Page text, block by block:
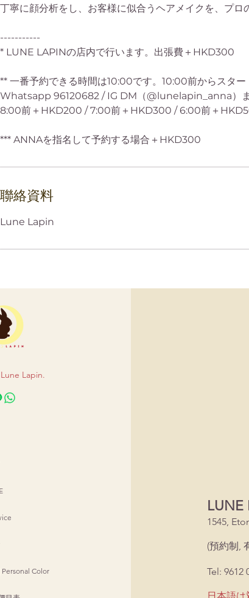
丁寧に顔分析をし、お客様に似合うヘアメイクを、プ
-----------
* LUNE LAPINの店内で行います。出張費＋HKD300
** 一番予約できる時間は10:00です。10:00前からスタ
Whatsapp 96120682 / IG DM（@lunelapin_anna）ま
8:00前＋HKD200 / 7:00前＋HKD300 / 6:00前＋
聯絡資料
Lune Lapin
Lapin.
Color
1545,
(預約制,
Tel: 9612